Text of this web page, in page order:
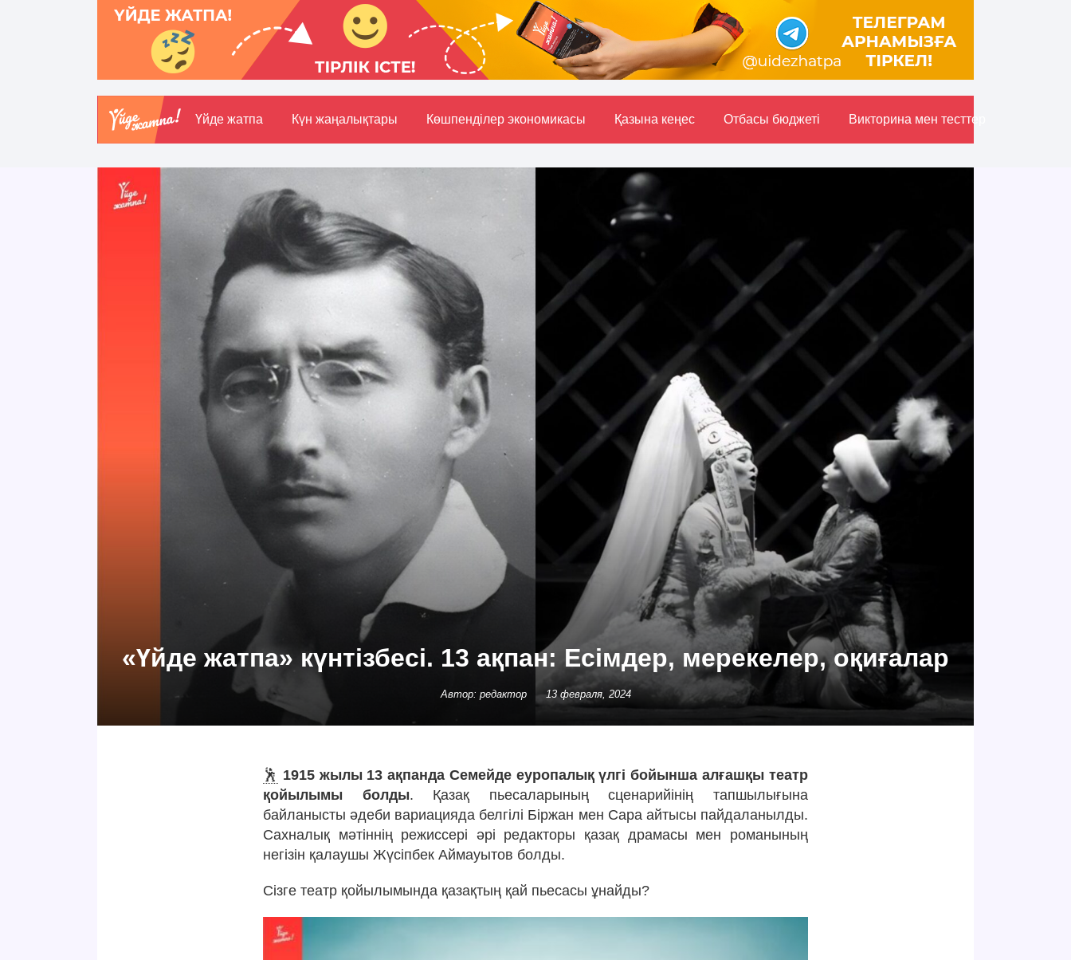
Үйде жатпа Күн жаңалықтары Көшпенділер экономикасы Қазына кеңес Отбасы бюджетi Викторина мен тесттер
«Үйде жатпа» күнтізбесі. 13 ақпан: Есімдер, мерекелер, оқиғалар
Автор: редактор 13 февраля, 2024
🕺 1915 жылы 13 ақпанда Семейде еуропалық үлгі бойынша алғашқы театр
қойылымы болды. Қазақ пьесаларының сценарийінің тапшылығына
байланысты әдеби вариацияда белгілі Біржан мен Сара айтысы пайдаланылды.
Сахналық мәтіннің режиссері әрі редакторы қазақ драмасы мен романының
негізін қалаушы Жүсіпбек Аймауытов болды.
Сізге театр қойылымында қазақтың қай пьесасы ұнайды?